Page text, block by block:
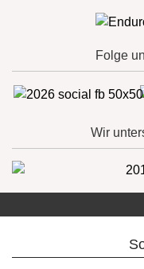
Folge
Wir